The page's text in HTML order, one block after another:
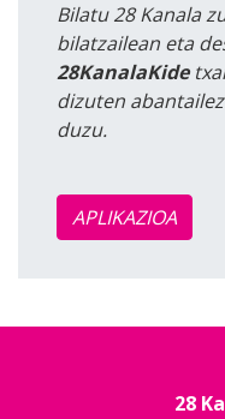
Bilatu 28 Kanala
bilatzailean eta
28KanalaKide
dizuten
duzu.
APLIKAZIOA
28